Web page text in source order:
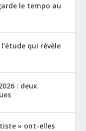
le tempo au
qui révèle
: deux
» ont-elles